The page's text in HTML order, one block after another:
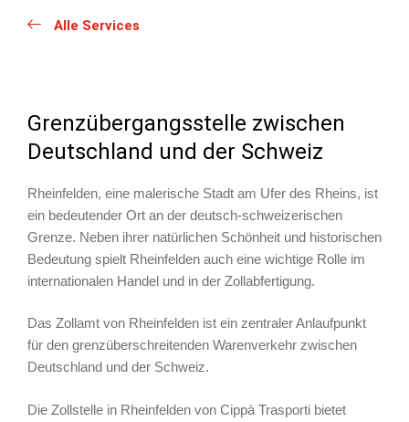
Alle Services
Grenzübergangsstelle zwischen
Deutschland und der Schweiz
Rheinfelden, eine malerische Stadt am Ufer des Rheins, ist
ein bedeutender Ort an der deutsch-schweizerischen
Grenze. Neben ihrer natürlichen Schönheit und historischen
Bedeutung spielt Rheinfelden auch eine wichtige Rolle im
internationalen Handel und in der Zollabfertigung.
Das Zollamt von Rheinfelden ist ein zentraler Anlaufpunkt
für den grenzüberschreitenden Warenverkehr zwischen
Deutschland und der Schweiz.
Die Zollstelle in Rheinfelden von Cippà Trasporti bietet